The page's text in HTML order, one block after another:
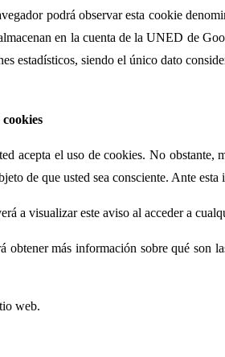
podrá observar esta cookie
en la cuenta de la UNED de
estadísticos, siendo el único dato
acepta el uso de cookies. No
de que usted sea consciente. Ante
a visualizar este aviso al acceder a
obtener más información sobre qué son
web.